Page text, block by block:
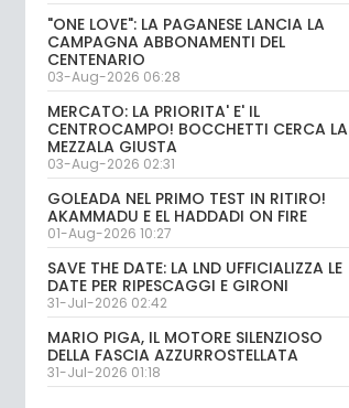
"ONE LOVE": LA PAGANESE LANCIA LA
CAMPAGNA ABBONAMENTI DEL
CENTENARIO
03-Aug-2026 06:28
MERCATO: LA PRIORITA' E' IL
CENTROCAMPO! BOCCHETTI CERCA LA
MEZZALA GIUSTA
03-Aug-2026 02:31
GOLEADA NEL PRIMO TEST IN RITIRO!
AKAMMADU E EL HADDADI ON FIRE
01-Aug-2026 10:27
SAVE THE DATE: LA LND UFFICIALIZZA LE
DATE PER RIPESCAGGI E GIRONI
31-Jul-2026 02:42
MARIO PIGA, IL MOTORE SILENZIOSO
DELLA FASCIA AZZURROSTELLATA
31-Jul-2026 01:18